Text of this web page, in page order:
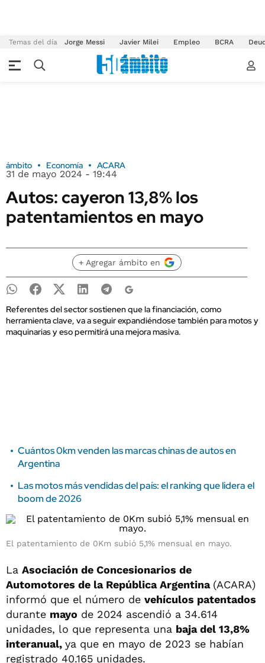
Temas del día Jorge Messi Javier Milei Empleo BCRA
ámbito Economía ACARA
31 de mayo 2024 - 19:44
Autos: cayeron 13,8% los
patentamientos en mayo
+ Agregar ámbito en
Referentes del sector sostienen que la financiación, como
herramienta clave, va a seguir expandiéndose también para motos y
maquinarias y eso permitirá una mejora masiva.
Cuántos 0km venden las marcas chinas de autos en
Argentina
Las motos más vendidas del país: el ranking que lidera el
boom de 2026
El patentamiento de 0Km subió 5,1% mensual en mayo.
La Asociación de Concesionarios de
Automotores de la República Argentina (ACARA)
informó que el número de vehículos patentados
durante mayo de 2024 ascendió a 34.614
unidades, lo que representa una baja del 13,8%
interanual, ya que en mayo de 2023 se habían
registrado 40.165 unidades.